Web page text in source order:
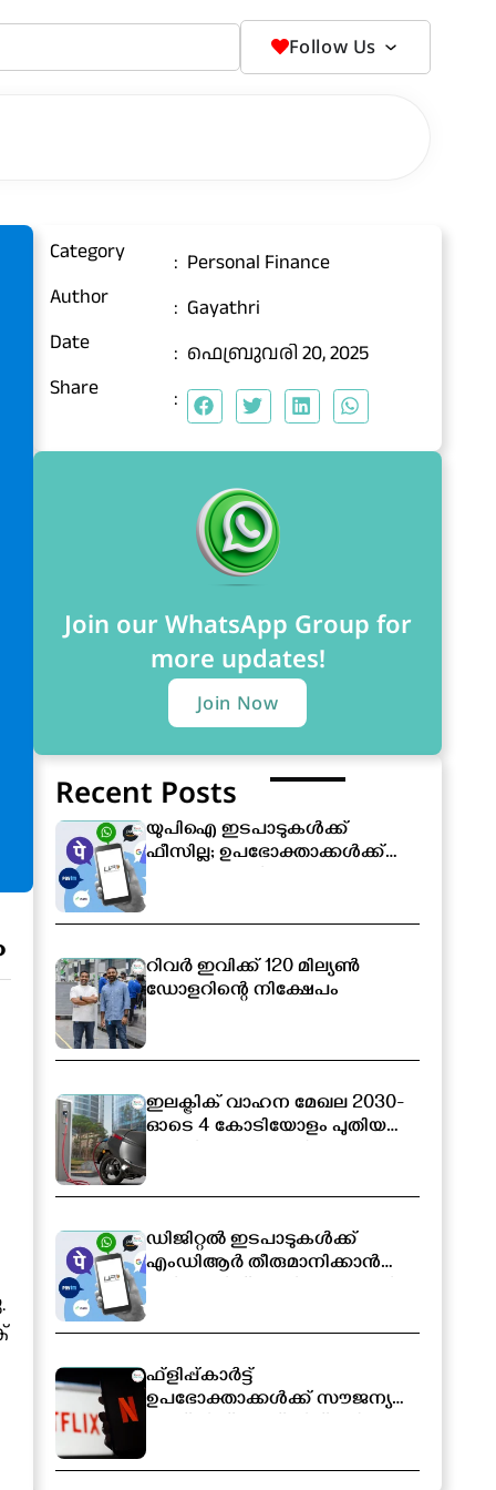
Follow Us
Category : Personal Finance
Author
: Gayathri
Date
: ഫെബ്രുവരി 20, 2025
Share
:
Join our WhatsApp Group for
more updates!
Join Now
Recent Posts
യുപിഐ ഇടപാടുകൾക്ക്
ഫീസില്ല; ഉപഭോക്താക്കൾക്ക്
റിവർ ഇവിക്ക് 120 മില്യൺ
ഡോളറിന്റെ നിക്ഷേപം
ഇലക്ട്രിക് വാഹന മേഖല 2030-
ഓടെ 4 കോടിയോളം പുതിയ
ഡിജിറ്റൽ ഇടപാടുകൾക്ക്
എംഡിആർ തീരുമാനിക്കാൻ
ഫ്ളിപ്പ്കാർട്ട്
ഉപഭോക്താക്കൾക്ക് സൗജന്യ